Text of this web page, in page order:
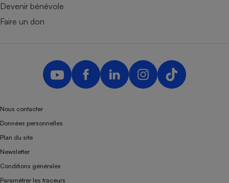
Devenir bénévole
Faire un don
Nous contacter
Données personnelles
Plan du site
Newsletter
Conditions générales
Paramétrer les traceurs